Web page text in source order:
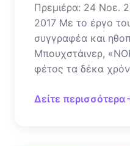
Πρεμιέρα: 24 Νοε.
2017 Με το έργο
συγγραφέα και
Μπουχστάινερ,
φέτος τα δέκα
Δείτε περισσότερα